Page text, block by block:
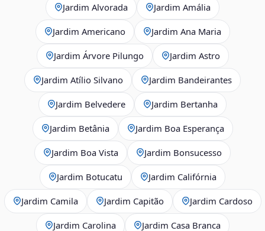
Jardim Alvorada Jardim Amália
Jardim Americano Jardim Ana Maria
Jardim Árvore Pilungo Jardim Astro
Jardim Atílio Silvano Jardim Bandeirantes
Jardim Belvedere Jardim Bertanha
Jardim Betânia Jardim Boa Esperança
Jardim Boa Vista Jardim Bonsucesso
Jardim Botucatu Jardim Califórnia
Jardim Camila Jardim Capitão Jardim Cardoso
Jardim Carolina Jardim Casa Branca